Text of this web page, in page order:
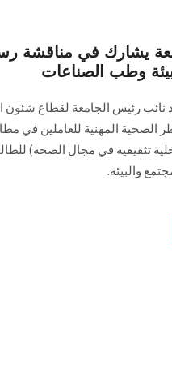
يشارك في مناقشة
وطب الصناعات
نائب رئيس الجامعة لقطاع شئون
الصحية المهنية للعاملين في
تثقيفية في مجال الصحة)
والبيئة.